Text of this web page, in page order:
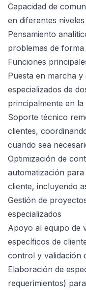
Capacidad de
en diferentes
Pensamiento
problemas de
Funciones
Puesta en marcha y
especializados de
principalmente en
Soporte técnico
clientes,
cuando sea
Optimización de
automatización
cliente, incluyendo
Gestión de
especializados
Apoyo al equipo de
específicos de
control y validación
Elaboración de
requerimientos)